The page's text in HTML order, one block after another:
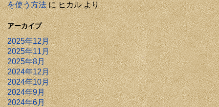
を使う方法にヒカルより
アーカイブ
2025年12月
2025年11月
2025年8月
2024年12月
2024年10月
2024年9月
2024年6月